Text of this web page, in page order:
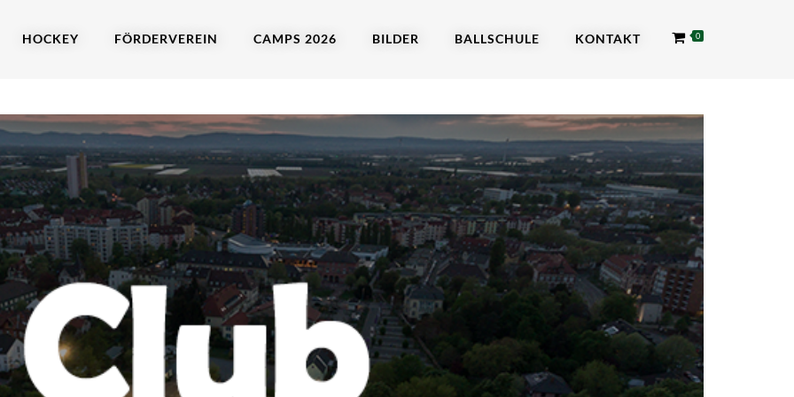
0
HOCKEY FÖRDERVEREIN CAMPS 2026 BILDER BALLSCHULE KONTAKT